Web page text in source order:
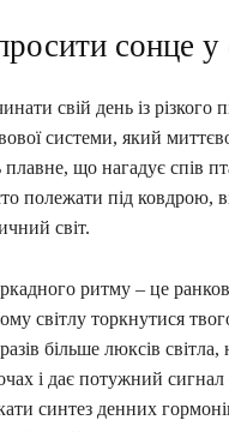
сонце у
свій день із різкого
системи, який
що нагадує спів
полежати під ковдрою,
світ.
ритму – це
світлу торкнутися
більше люксів світла,
і дає потужний
синтез денних